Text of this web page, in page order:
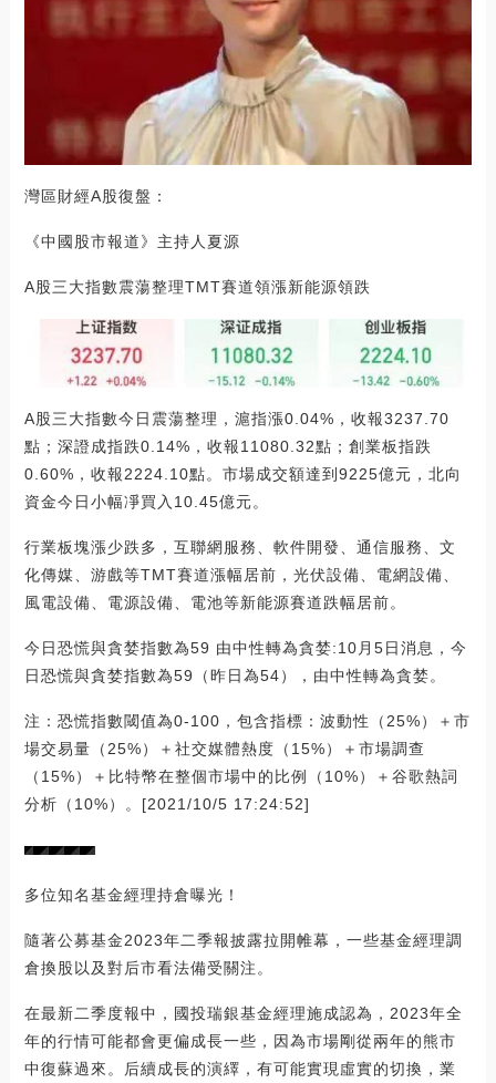
灣區財經A股復盤：
《中國股市報道》主持人夏源
A股三大指數震蕩整理TMT賽道領漲新能源領跌
A股三大指數今日震蕩整理，滬指漲0.04%，收報3237.70
點；深證成指跌0.14%，收報11080.32點；創業板指跌
0.60%，收報2224.10點。市場成交額達到9225億元，北向
資金今日小幅凈買入10.45億元。
行業板塊漲少跌多，互聯網服務、軟件開發、通信服務、文
化傳媒、游戲等TMT賽道漲幅居前，光伏設備、電網設備、
風電設備、電源設備、電池等新能源賽道跌幅居前。
今日恐慌與貪婪指數為59 由中性轉為貪婪:10月5日消息，今
日恐慌與貪婪指數為59（昨日為54），由中性轉為貪婪。
注：恐慌指數閾值為0-100，包含指標：波動性（25%）＋市
場交易量（25%）＋社交媒體熱度（15%）＋市場調查
（15%）＋比特幣在整個市場中的比例（10%）＋谷歌熱詞
分析（10%）。[2021/10/5 17:24:52]
多位知名基金經理持倉曝光！
隨著公募基金2023年二季報披露拉開帷幕，一些基金經理調
倉換股以及對后市看法備受關注。
在最新二季度報中，國投瑞銀基金經理施成認為，2023年全
年的行情可能都會更偏成長一些，因為市場剛從兩年的熊市
中復蘇過來。后續成長的演繹，有可能實現虛實的切換，業